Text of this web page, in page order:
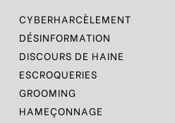
CYBERHARCÈLEMENT
DÉSINFORMATION
DISCOURS DE HAINE
ESCROQUERIES
GROOMING
HAMEÇONNAGE